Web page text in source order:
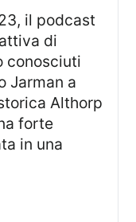
di
conosciuti
Jarman a
Althorp
forte
in una